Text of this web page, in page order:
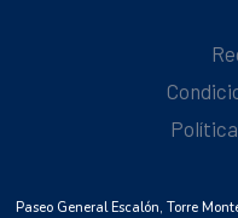
Paseo General Escalón, Torre